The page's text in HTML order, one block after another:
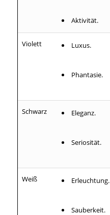
Aktivität.
Violett Luxus.
Phantasie.
Schwarz Eleganz.
Seriosität.
Weiß Erleuchtung.
Sauberkeit.